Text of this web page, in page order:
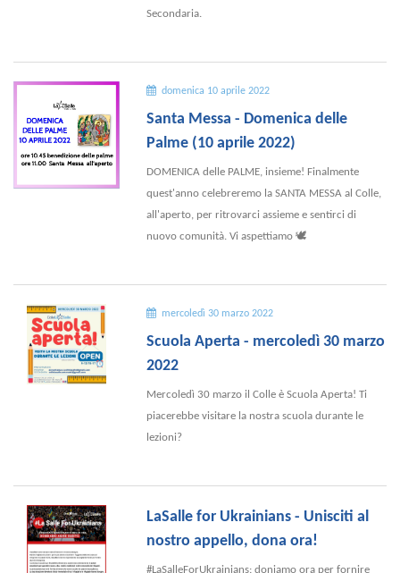
Secondaria.
domenica 10 aprile 2022
Santa Messa - Domenica delle
Palme (10 aprile 2022)
DOMENICA delle PALME, insieme! Finalmente
quest'anno celebreremo la SANTA MESSA al Colle,
all'aperto, per ritrovarci assieme e sentirci di
nuovo comunità. Vi aspettiamo 🕊
mercoledì 30 marzo 2022
Scuola Aperta - mercoledì 30 marzo
2022
Mercoledì 30 marzo il Colle è Scuola Aperta! Ti
piacerebbe visitare la nostra scuola durante le
lezioni?
LaSalle for Ukrainians - Unisciti al
nostro appello, dona ora!
#LaSalleForUkrainians: doniamo ora per fornire